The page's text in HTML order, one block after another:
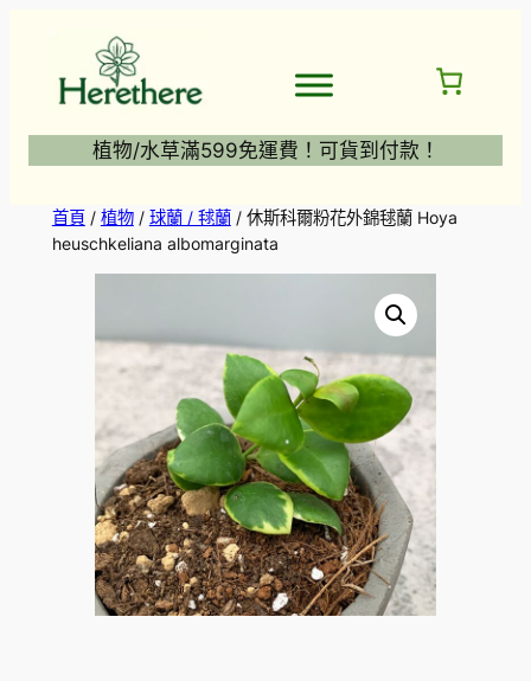
植物/水草滿599免運費！可貨到付款！
首頁/ 植物/ 球蘭 / 毬蘭/ 休斯科爾粉花外錦毬蘭 Hoya
heuschkeliana albomarginata